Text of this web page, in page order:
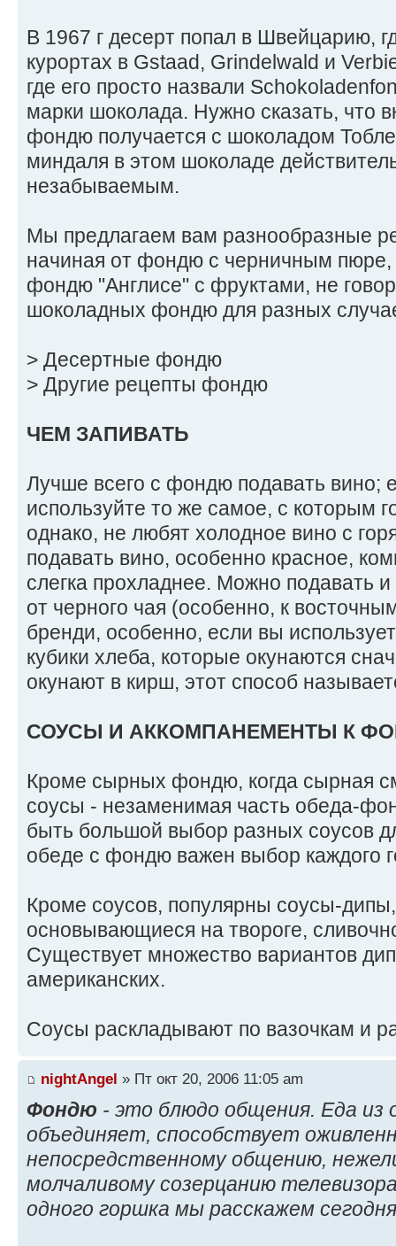
В 1967 г десерт попал в Швейцарию,
курортах в Gstaad, Grindelwald и
где его просто назвали
марки шоколада. Нужно сказать, что
фондю получается с шоколадом
миндаля в этом шоколаде
незабываемым.
Мы предлагаем вам разнообразные
начиная от фондю с черничным
фондю "Англисе" с фруктами, не
шоколадных фондю для разных
> Десертные фондю
> Другие рецепты фондю
ЧЕМ ЗАПИВАТЬ
Лучше всего с фондю подавать вино;
используйте то же самое, с которым
однако, не любят холодное вино с
подавать вино, особенно красное,
слегка прохладнее. Можно подавать
от черного чая (особенно, к
бренди, особенно, если вы
кубики хлеба, которые окунаются
окунают в кирш, этот способ
СОУСЫ И АККОМПАНЕМЕНТЫ К
Кроме сырных фондю, когда сырная
соусы - незаменимая часть обеда-
быть большой выбор разных соусов
обеде с фондю важен выбор каждого
Кроме соусов, популярны соусы-
основывающиеся на твороге,
Существует множество вариантов
американских.
Соусы раскладывают по вазочкам и
nightAngel » Пт окт 20, 2006 11:05 am
Фондю - это блюдо общения. Еда из
объединяет, способствует
непосредственному общению,
молчаливому созерцанию
одного горшка мы расскажем